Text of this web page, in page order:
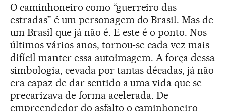
O caminhoneiro como “guerreiro das
estradas” é um personagem do Brasil. Mas de
um Brasil que já não é. E este é o ponto. Nos
últimos vários anos, tornou-se cada vez mais
difícil manter essa autoimagem. A força dessa
simbologia, cevada por tantas décadas, já não
era capaz de dar sentido a uma vida que se
precarizava de forma acelerada. De
empreendedor do asfalto o caminhoneiro